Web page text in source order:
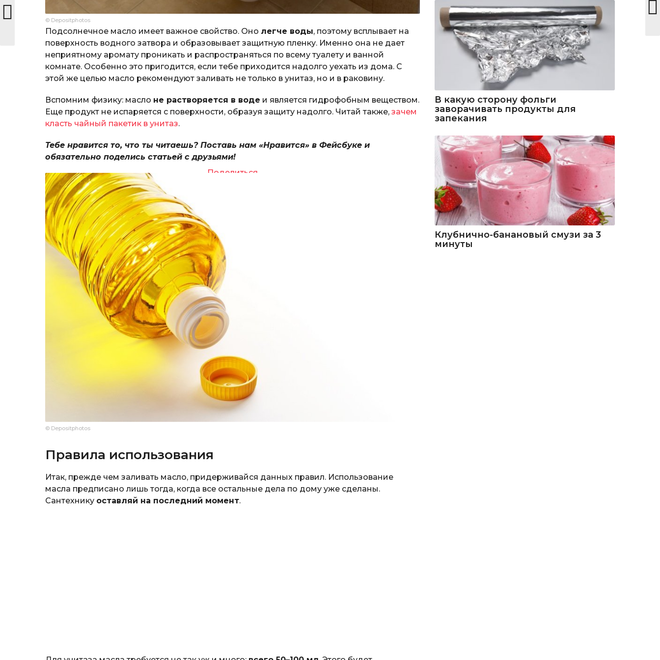
© Depositphotos
Подсолнечное масло имеет важное свойство. Оно легче воды, поэтому всплывает на
поверхность водного затвора и образовывает защитную пленку. Именно она не дает
неприятному аромату проникать и распространяться по всему туалету и ванной
комнате. Особенно это пригодится, если тебе приходится надолго уехать из дома. С
этой же целью масло рекомендуют заливать не только в унитаз, но и в раковину.
Вспомним физику: масло не растворяется в воде и является гидрофобным веществом.
Еще продукт не испаряется с поверхности, образуя защиту надолго. Читай также, зачем
класть чайный пакетик в унитаз.
Тебе нравится то, что ты читаешь? Поставь нам «Нравится» в Фейсбуке и
обязательно поделись статьей с друзьями!
Поделиться
© Depositphotos
Правила использования
Итак, прежде чем заливать масло, придерживайся данных правил. Использование
масла предписано лишь тогда, когда все остальные дела по дому уже сделаны.
Сантехнику оставляй на последний момент.
В какую сторону фольги
заворачивать продукты для
запекания
Клубнично-банановый смузи за 3
минуты